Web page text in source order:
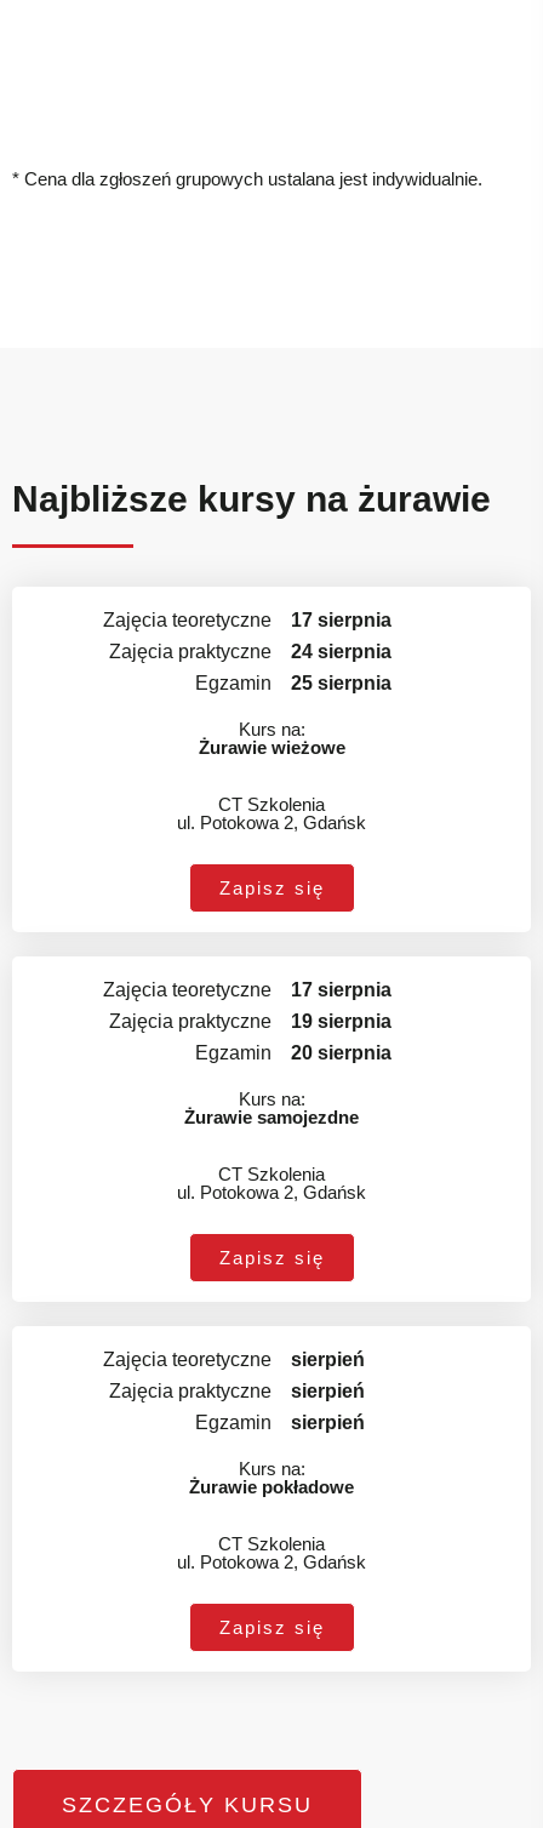
* Cena dla zgłoszeń grupowych ustalana jest indywidualnie.
Najbliższe kursy na żurawie
Zajęcia teoretyczne
Zajęcia praktyczne
Egzamin
17 sierpnia
24 sierpnia
25 sierpnia
Kurs na:
Żurawie wieżowe
CT Szkolenia
ul. Potokowa 2, Gdańsk
Zapisz się
Zajęcia teoretyczne
Zajęcia praktyczne
Egzamin
17 sierpnia
19 sierpnia
20 sierpnia
Kurs na:
Żurawie samojezdne
CT Szkolenia
ul. Potokowa 2, Gdańsk
Zapisz się
Zajęcia teoretyczne
Zajęcia praktyczne
Egzamin
sierpień
sierpień
sierpień
Kurs na:
Żurawie pokładowe
CT Szkolenia
ul. Potokowa 2, Gdańsk
Zapisz się
SZCZEGÓŁY KURSU